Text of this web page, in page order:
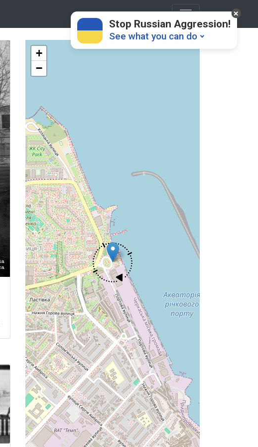
+
−
Stop Russian Aggression!
See what you can do
Support Ukraine
Share this widget